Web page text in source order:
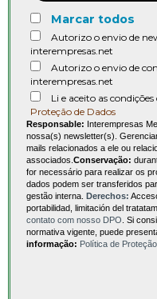
Marcar todos
Autorizo o envio de
interempresas.net
Autorizo o envio de
interempresas.net
Li e aceito as condições
Proteção de Dados
Responsable: Interempresas
nossa(s) newsletter(s).
mails relacionados a ele ou
associados. Conservação:
for necessário para realizar os
dados podem ser transferidos
gestão interna. Derechos:
portabilidad, limitación del
contato com nosso DPO . Si
normativa vigente, puede
informação: Política de